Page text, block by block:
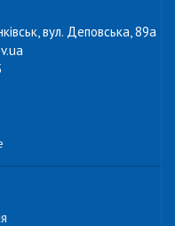
вул. Деповська, 89а